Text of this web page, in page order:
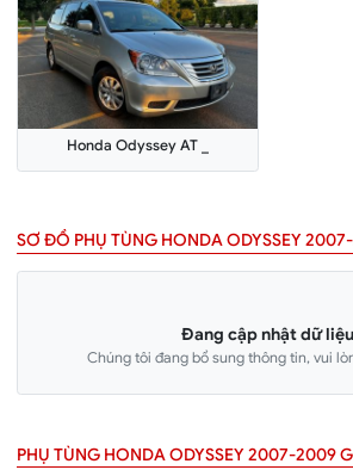
Honda Odyssey AT _
SƠ ĐỒ PHỤ TÙNG HONDA ODYSSEY
Đang cập nhật dữ liệu
Chúng tôi đang bổ sung thông tin, vui
PHỤ TÙNG HONDA ODYSSEY 2007-2009